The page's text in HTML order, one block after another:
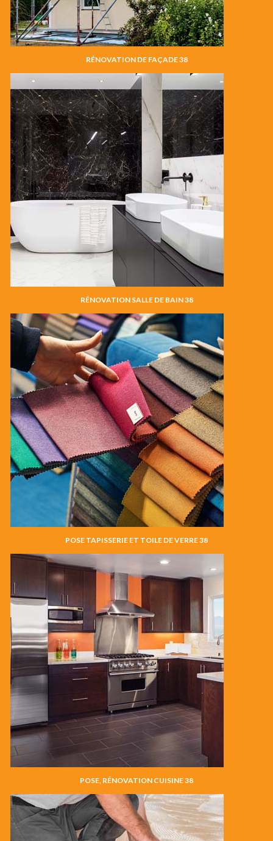
RÉNOVATION DE FAÇADE 38
RÉNOVATION SALLE DE BAIN 38
POSE TAPISSERIE ET TOILE DE VERRE 38
POSE, RÉNOVATION CUISINE 38